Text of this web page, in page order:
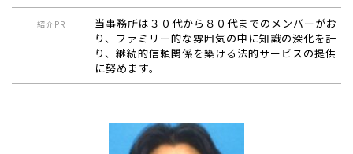
紹介PR
当事務所は３０代から８０代までのメンバーがお
り、ファミリー的な雰囲気の中に知識の深化を計
り、継続的信頼関係を築ける法的サービスの提供
に努めます。